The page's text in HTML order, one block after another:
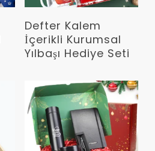
Devamını Oku
Defter Kalem
İçerikli Kurumsal
Yılbaşı Hediye Seti